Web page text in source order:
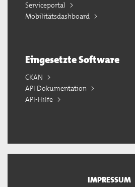
Serviceportal
Mobilitätsdashboard
Eingesetzte Software
CKAN
API Dokumentation
API-Hilfe
IMPRESSUM